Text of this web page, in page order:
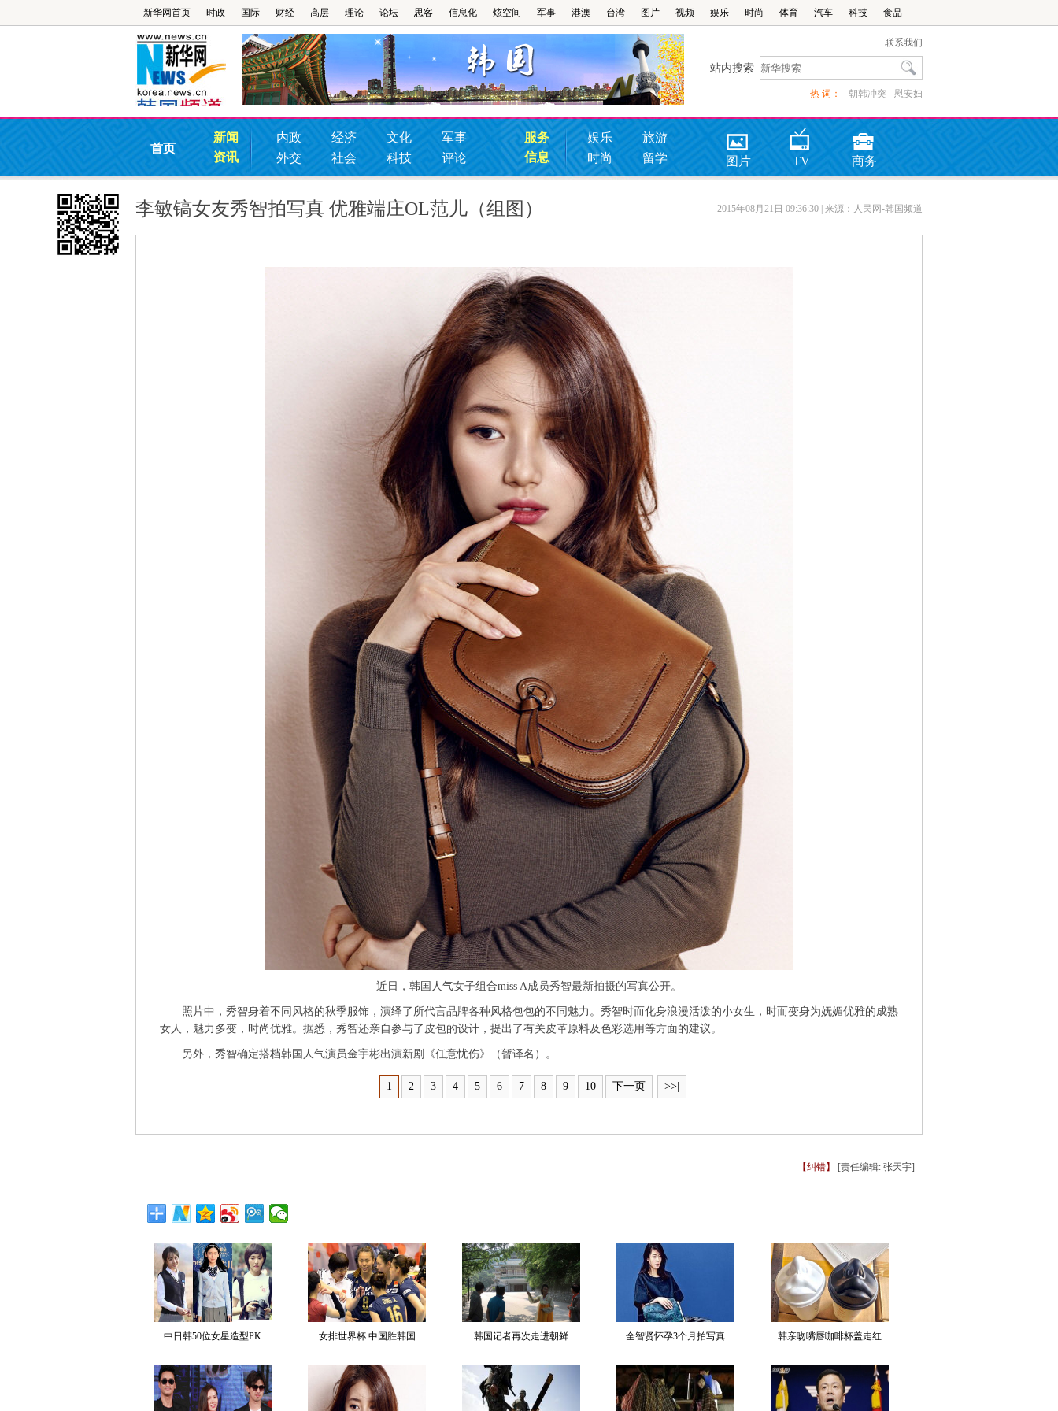
新华网首页 时政 国际 财经 高层 理论 论坛 思客 信息化 炫空间 军事 港澳 台湾 图片 视频 娱乐 时尚 体育 汽车 科技 食品
联系我们
站内搜索
热 词： 慰安妇
朝韩冲突
首页
新闻
资讯
内政 经济 文化
军事
外交
社会 科技 评论
服务
信息
娱乐
旅游
时尚
留学 图片 TV 商务
李敏镐女友秀智拍写真 优雅端庄OL范儿（组图） 2015年08月21日 09:36:30 | 来源：人民网-韩国频道
近日，韩国人气女子组合miss A成员秀智最新拍摄的写真公开。
照片中，秀智身着不同风格的秋季服饰，演绎了所代言品牌各种风格包包的不同魅力。秀智时而化身浪漫活泼的小女生，时而变身为妩媚优雅的成熟
女人，魅力多变，时尚优雅。据悉，秀智还亲自参与了皮包的设计，提出了有关皮革原料及色彩选用等方面的建议。
另外，秀智确定搭档韩国人气演员金宇彬出演新剧《任意忧伤》（暂译名）。
1 2 3 4 5 6 7 8 9 10 下一页 >>|
【纠错】 [责任编辑: 张天宇]
中日韩50位女星造型PK 女排世界杯:中国胜韩国 韩国记者再次走进朝鲜 全智贤怀孕3个月拍写真 韩亲吻嘴唇咖啡杯盖走红